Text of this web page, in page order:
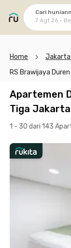
Cari
7 Agt 26 -
Home
RS Brawijaya
Apartemen
Tiga
1 - 30 dari 143